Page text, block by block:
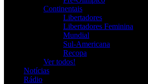
Continentais
Libertadores
Libertadores Feminina
Mundial
Sul-Americana
Recopa
Ver todos!
Notícias
Rádio